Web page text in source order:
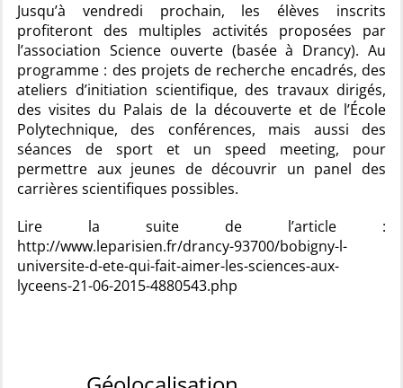
Jusqu’à vendredi prochain, les élèves inscrits
profiteront des multiples activités proposées par
l’association Science ouverte (basée à Drancy). Au
programme : des projets de recherche encadrés, des
ateliers d’initiation scientifique, des travaux dirigés,
des visites du Palais de la découverte et de l’École
Polytechnique, des conférences, mais aussi des
séances de sport et un speed meeting, pour
permettre aux jeunes de découvrir un panel des
carrières scientifiques possibles.
Lire la suite de l’article :
http://www.leparisien.fr/drancy-93700/bobigny-l-
universite-d-ete-qui-fait-aimer-les-sciences-aux-
lyceens-21-06-2015-4880543.php